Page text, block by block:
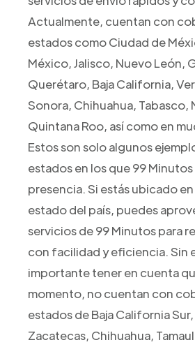
Actualmente, cuentan con
estados como Ciudad de
México, Jalisco, Nuevo León,
Querétaro, Baja California,
Sonora, Chihuahua, Tabasco,
Quintana Roo, así como en
Estos son solo algunos
estados en los que 99
presencia. Si estás ubicado
estado del país, puedes
servicios de 99 Minutos para
con facilidad y eficiencia. Sin
importante tener en cuenta
momento, no cuentan con
estados de Baja California
Zacatecas, Chihuahua,